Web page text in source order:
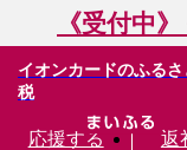
《受付中
イオンカードのふる
税
応援する
返